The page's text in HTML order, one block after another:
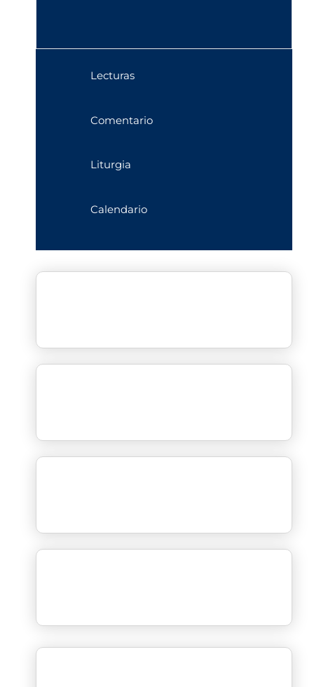
Lecturas
Comentario
Liturgia
Calendario